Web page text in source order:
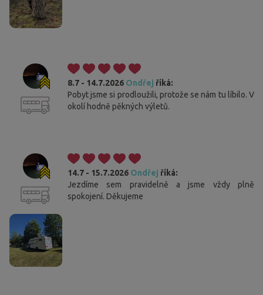
8.7 - 14.7.2026 Ondřej říká:
Pobyt jsme si prodloužili, protože se nám tu líbilo. V
okolí hodně pěkných výletů.
14.7 - 15.7.2026 Ondřej říká:
Jezdíme sem pravidelně a jsme vždy plně
spokojení. Děkujeme